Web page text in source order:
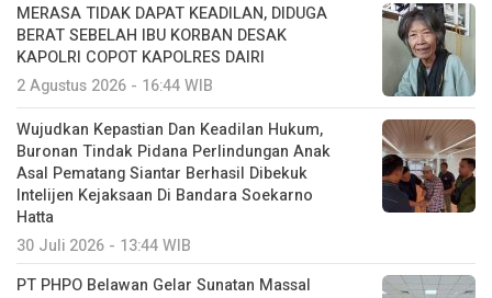
MERASA TIDAK DAPAT KEADILAN, DIDUGA
BERAT SEBELAH IBU KORBAN DESAK
KAPOLRI COPOT KAPOLRES DAIRI
2 Agustus 2026 - 16:44 WIB
Wujudkan Kepastian Dan Keadilan Hukum,
Buronan Tindak Pidana Perlindungan Anak
Asal Pematang Siantar Berhasil Dibekuk
Intelijen Kejaksaan Di Bandara Soekarno
Hatta
30 Juli 2026 - 13:44 WIB
PT PHPO Belawan Gelar Sunatan Massal